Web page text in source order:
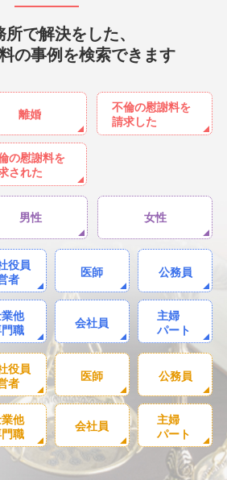
所で解決をした、
の事例を検索できます
離婚
不倫の慰謝料を
請求した
の慰謝料を
された
男性 女性
役員
者
医師 公務員
他
職
会社員
主婦
パート
役員
者
医師 公務員
他
職
会社員
主婦
パート